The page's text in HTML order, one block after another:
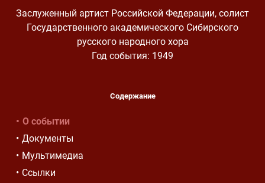
Заслуженный артист Российской Федерации, солист
Государственного академического Сибирского
русского народного хора
Год события: 1949
Содержание
О событии
Документы
Мультимедиа
Ссылки